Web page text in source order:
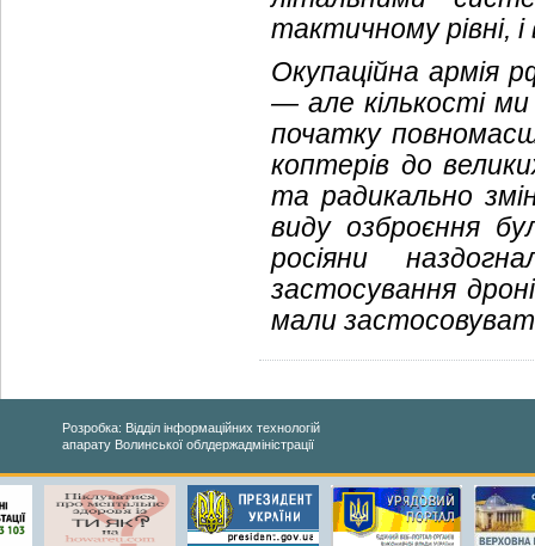
тактичному рівні,
Окупаційна армія
— але кількості
початку
коптерів до
та радикально
виду озброєння
росіяни
застосування
мали
Розробка: Відділ інформаційних технологій
апарату Волинської облдержадміністрації